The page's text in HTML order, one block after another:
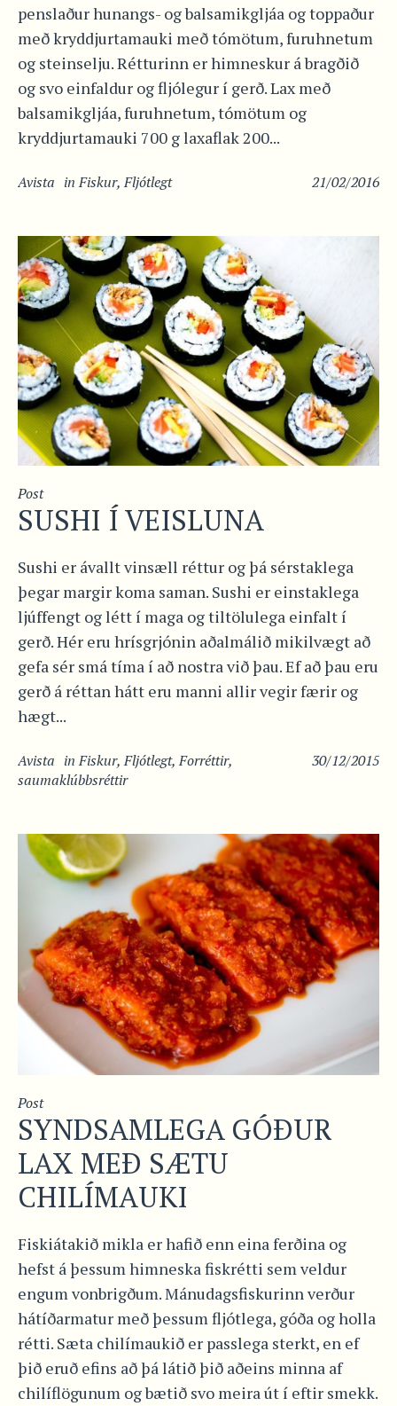
penslaður hunangs- og balsamikgljáa og toppaður
með kryddjurtamauki með tómötum, furuhnetum
og steinselju. Rétturinn er himneskur á bragðið
og svo einfaldur og fljólegur í gerð. Lax með
balsamikgljáa, furuhnetum, tómötum og
kryddjurtamauki 700 g laxaflak 200...
21/02/2016
Avista inFiskur,Fljótlegt
Post
SUSHI Í VEISLUNA
Sushi er ávallt vinsæll réttur og þá sérstaklega
þegar margir koma saman. Sushi er einstaklega
ljúffengt og létt í maga og tiltölulega einfalt í
gerð. Hér eru hrísgrjónin aðalmálið mikilvægt að
gefa sér smá tíma í að nostra við þau. Ef að þau eru
gerð á réttan hátt eru manni allir vegir færir og
hægt...
30/12/2015
Avista inFiskur,Fljótlegt,Forréttir,
saumaklúbbsréttir
Post
SYNDSAMLEGA GÓÐUR
LAX MEÐ SÆTU
CHILÍMAUKI
Fiskiátakið mikla er hafið enn eina ferðina og
hefst á þessum himneska fiskrétti sem veldur
engum vonbrigðum. Mánudagsfiskurinn verður
hátíðarmatur með þessum fljótlega, góða og holla
rétti. Sæta chilímaukið er passlega sterkt, en ef
þið eruð efins að þá látið þið aðeins minna af
chilíflögunum og bætið svo meira út í eftir smekk.